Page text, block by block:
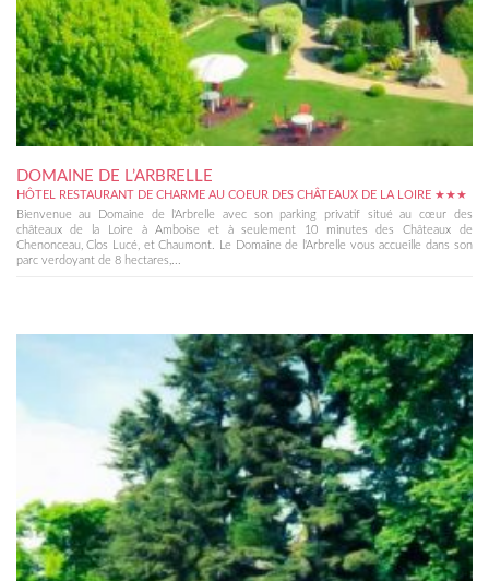
DOMAINE DE L’ARBRELLE
HÔTEL RESTAURANT DE CHARME AU COEUR DES CHÂTEAUX DE LA LOIRE ★★★
Bienvenue au Domaine de l'Arbrelle avec son parking privatif situé au cœur des
châteaux de la Loire à Amboise et à seulement 10 minutes des Châteaux de
Chenonceau, Clos Lucé, et Chaumont. Le Domaine de l'Arbrelle vous accueille dans son
parc verdoyant de 8 hectares,...